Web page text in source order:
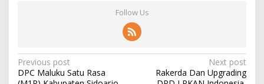
Follow Us
P
Previous post
DPC Maluku Satu Rasa
Next post
Rakerda Dan Upgrading